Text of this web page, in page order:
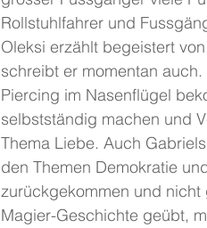
Rollstuhlfahrer und
Oleksi erzählt begeistert
schreibt er momentan
Piercing im Nasenflügel
selbstständig machen und
Thema Liebe. Auch
den Themen Demokratie
zurückgekommen und
Magier-Geschichte geübt,